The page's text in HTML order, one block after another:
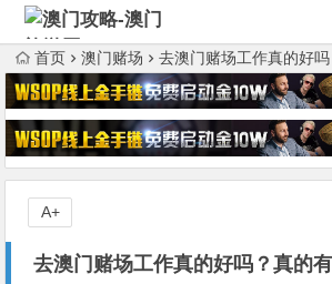
首页 澳门赌场 去澳门赌场工作真的好吗？
去澳门赌场工作真的好吗？真的
A+